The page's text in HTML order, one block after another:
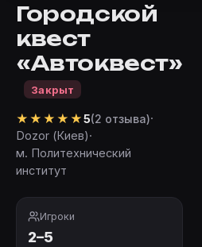
Городской
квест
«Автоквест»
Закрыт
★ ★ ★ ★ ★5(2 отзыва)·
Dozor (Киев)·
м. Политехнический
институт
Игроки
2–5